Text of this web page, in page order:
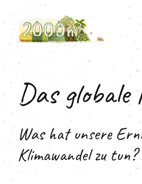
Inhalt
springen
Das globale
Was hat unsere
Klimawandel zu tun?